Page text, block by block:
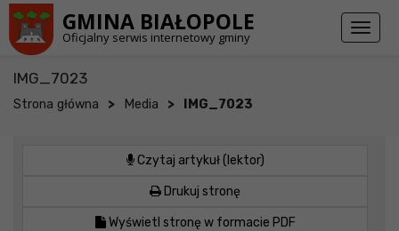
GMINA BIAŁOPOLE
Oficjalny serwis internetowy gminy
Toggle
IMG_7023
Strona główna > Media > IMG_7023
Czytaj artykuł (lektor)
Drukuj stronę
Wyświetl stronę w formacie PDF